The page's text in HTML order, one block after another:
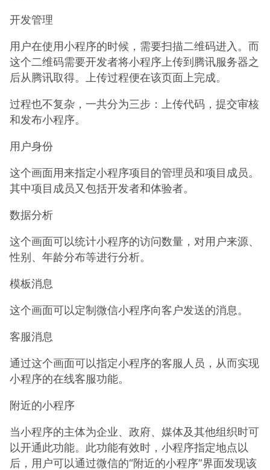
开发管理
用户在使用小程序的时候，需要扫描二维码进入。而
这个二维码需要开发者将小程序上传到腾讯服务器之
后从腾讯取得。上传过程便在该页面上完成。
过程也不复杂，一共分为三步：上传代码，提交审核
和发布小程序。
用户身份
这个画面用来指定小程序项目的管理员和项目成员。
其中项目成员又包括开发者和体验者。
数据分析
这个画面可以统计小程序的访问数量，对用户来源、
性别、年龄分布等进行分析。
模板消息
这个画面可以定制微信小程序向客户发送的消息。
客服消息
通过这个画面可以指定小程序的客服人员，从而实现
小程序的在线客服功能。
附近的小程序
当小程序的主体为企业、政府、媒体及其他组织时可
以开通此功能。此功能有效时，小程序指定地点以
后，用户可以通过微信的“附近的小程序”界面发现该